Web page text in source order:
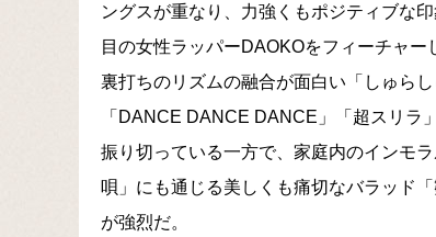
ングスが重なり、力強くもポジティブな
目の女性ラッパーDAOKOをフィーチャ
裏打ちのリズムの融合が面白い「しゅら
「DANCE DANCE DANCE」「超スリラ
振り切っている一方で、家庭内のインモ
唄」にも通じる美しくも痛切なバラッド
が強烈だ。